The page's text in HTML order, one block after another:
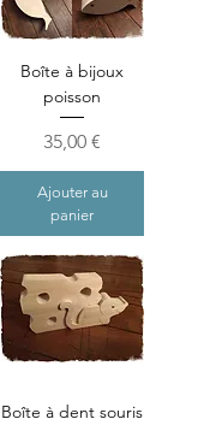
Boîte à bijoux
poisson
Prix
35,00 €
Ajouter au
panier
Boîte à dent souris